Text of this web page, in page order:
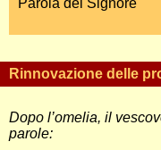
Parola del Signore
Rinnovazione delle
Dopo l’omelia, il
parole: